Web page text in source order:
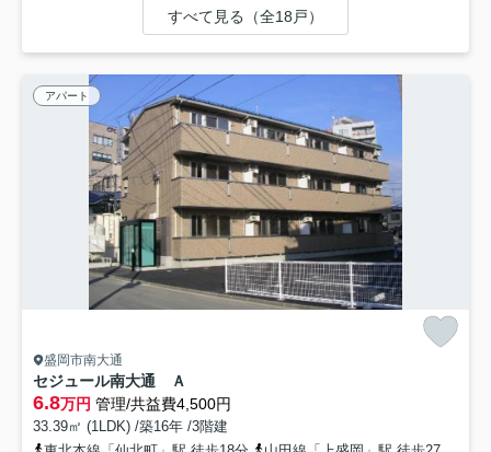
すべて見る（全18戸）
アパート
盛岡市南大通
セジュール南大通 Ａ
6.8万円 管理/共益費4,500円
33.39㎡ (1LDK) /築16年 /3階建